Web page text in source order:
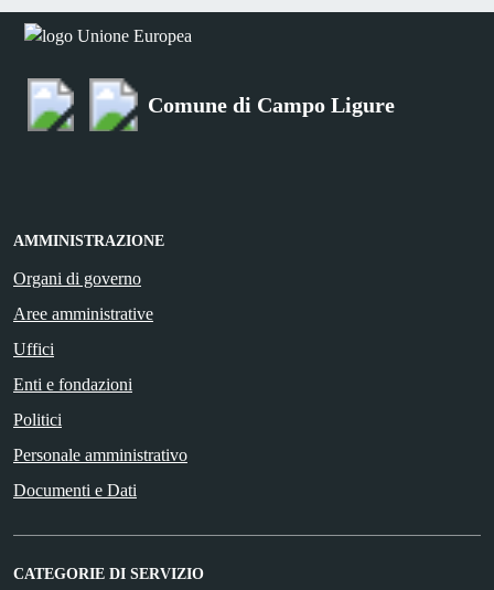
Comune di Campo Ligure
AMMINISTRAZIONE
Organi di governo
Aree amministrative
Uffici
Enti e fondazioni
Politici
Personale amministrativo
Documenti e Dati
CATEGORIE DI SERVIZIO